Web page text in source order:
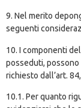
9. Nel merito
seguenti
10. I componenti
posseduti,
richiesto dall’art.
10.1. Per quanto